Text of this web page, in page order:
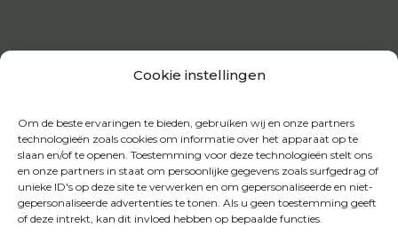
Cookie instellingen
Om de beste ervaringen te bieden, gebruiken wij en onze partners
technologieën zoals cookies om informatie over het apparaat op te
slaan en/of te openen. Toestemming voor deze technologieën stelt ons
en onze partners in staat om persoonlijke gegevens zoals surfgedrag of
unieke ID's op deze site te verwerken en om gepersonaliseerde en niet-
gepersonaliseerde advertenties te tonen. Als u geen toestemming geeft
of deze intrekt, kan dit invloed hebben op bepaalde functies.